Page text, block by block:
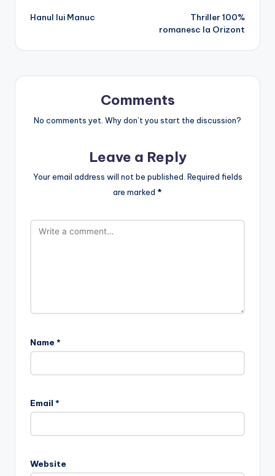
navigation
Hanul lui Manuc
Thriller 100%
romanesc la Orizont
Comments
No comments yet. Why don’t you start the discussion?
Leave a Reply
Your email address will not be published. Required fields
are marked *
Name *
Email *
Website